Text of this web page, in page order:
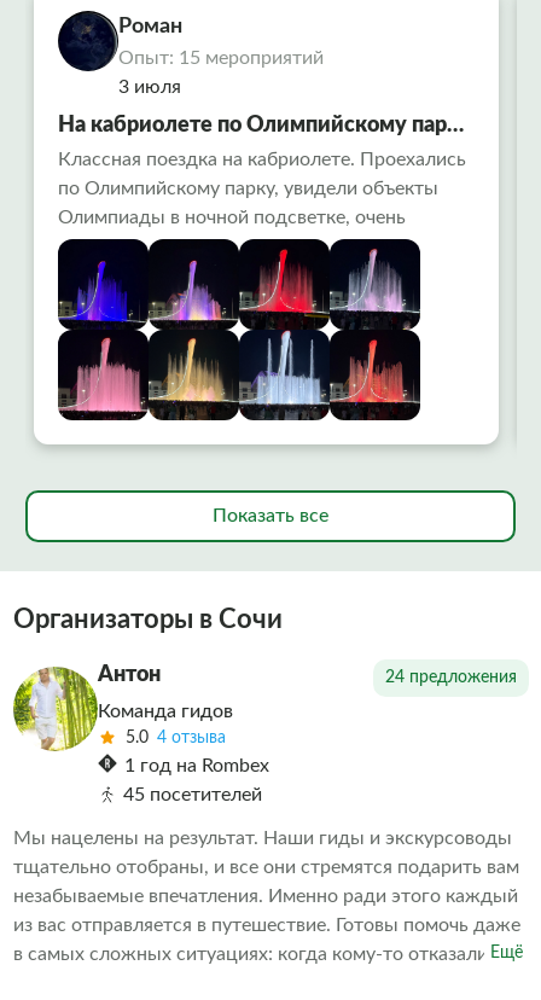
Роман
Опыт: 15 мероприятий
3 июля
На кабриолете по Олимпийскому парку
в Сочи
Классная поездка на кабриолете. Проехались
по Олимпийскому парку, увидели объекты
Олимпиады в ночной подсветке, очень
красиво. Заехали на поющие фонтаны-
вообще огонь ! Алексей водитель рассказал
много интересного. Советую попробовать
всем!
Показать все
Организаторы в Сочи
Антон 24 предложения
Команда гидов
5.0 4 отзыва
1 год на Rombex
45 посетителей
Мы нацелены на результат. Наши гиды и экскурсоводы
тщательно отобраны, и все они стремятся подарить вам
незабываемые впечатления. Именно ради этого каждый
из вас отправляется в путешествие. Готовы помочь даже
в самых сложных ситуациях: когда кому-то отказали вЕщё